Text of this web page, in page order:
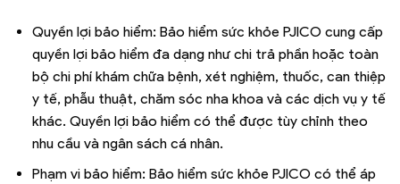
Quyền lợi bảo hiểm: Bảo hiểm sức khỏe PJICO cung cấp
quyền lợi bảo hiểm đa dạng như chi trả phần hoặc toàn
bộ chi phí khám chữa bệnh, xét nghiệm, thuốc, can thiệp
y tế, phẫu thuật, chăm sóc nha khoa và các dịch vụ y tế
khác. Quyền lợi bảo hiểm có thể được tùy chỉnh theo
nhu cầu và ngân sách cá nhân.
Phạm vi bảo hiểm: Bảo hiểm sức khỏe PJICO có thể áp